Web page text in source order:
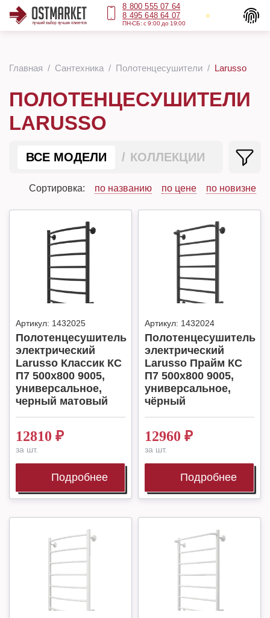
8 800 555 07 64
8 495 648 64 07
ПН-СБ: с 9:00 до 19:00
Главная Сантехника Полотенцесушители Larusso
ПОЛОТЕНЦЕСУШИТЕЛИ
LARUSSO
ВСЕ МОДЕЛИ КОЛЛЕКЦИИ
Сортировка: по названию по цене по новизне
Артикул: 1432025
Полотенцесушитель
электрический
Larusso Классик КС
П7 500х800 9005,
универсальное,
черный матовый
12810 ₽
за шт.
Подробнее
Артикул: 1432024
Полотенцесушитель
электрический
Larusso Прайм КС
П7 500х800 9005,
универсальное,
чёрный
12960 ₽
за шт.
Подробнее